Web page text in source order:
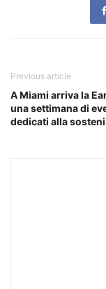
Previous article
A Miami arriva la
una settimana di
dedicati alla